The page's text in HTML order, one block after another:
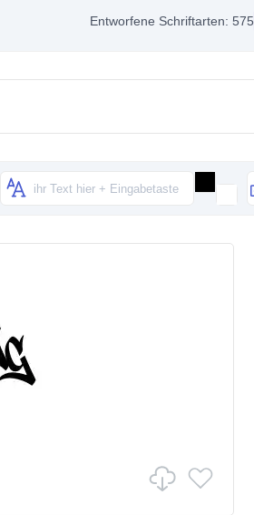
Entworfene Schriftarten: 575